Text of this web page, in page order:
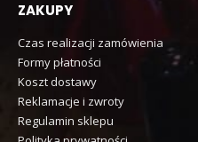
ZAKUPY
Czas realizacji zamówienia
Formy płatności
Koszt dostawy
Reklamacje i zwroty
Regulamin sklepu